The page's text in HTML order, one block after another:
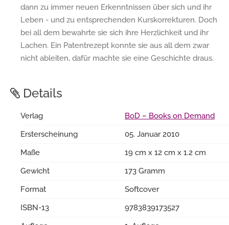
dann zu immer neuen Erkenntnissen über sich und ihr
Leben - und zu entsprechenden Kurskorrekturen. Doch
bei all dem bewahrte sie sich ihre Herzlichkeit und ihr
Lachen. Ein Patentrezept konnte sie aus all dem zwar
nicht ableiten, dafür machte sie eine Geschichte draus.
Details
Verlag
BoD – Books on Demand
Ersterscheinung
05. Januar 2010
Maße
19 cm x 12 cm x 1.2 cm
Gewicht
173 Gramm
Format
Softcover
ISBN-13
9783839173527